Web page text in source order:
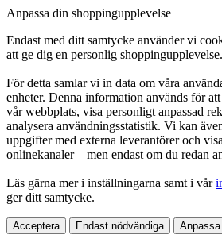
Anpassa din shoppingupplevelse
Endast med ditt samtycke använder vi
att ge dig en personlig shoppingupplevelse.
För detta samlar vi in data om våra
enheter. Denna information används för
vår webbplats, visa personligt anpassad
analysera användningsstatistik. Vi kan
uppgifter med externa leverantörer och
onlinekanaler – men endast om du redan
Läs gärna mer i inställningarna samt i vår
ger ditt samtycke.
Acceptera Endast nödvändiga